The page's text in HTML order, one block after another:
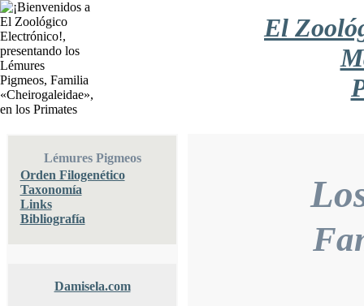
El
Lémures Pigmeos
Orden Filogenético
Taxonomía
Links
Bibliografía
Damisela.com